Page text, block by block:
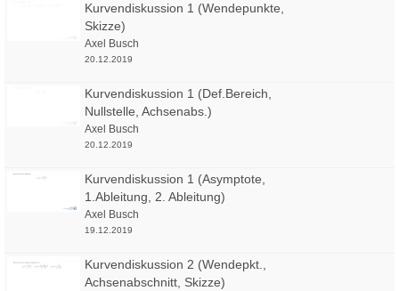
Kurvendiskussion 1 (Wendepunkte,
Skizze)
Axel Busch
20.12.2019
Kurvendiskussion 1 (Def.Bereich,
Nullstelle, Achsenabs.)
Axel Busch
20.12.2019
Kurvendiskussion 1 (Asymptote,
1.Ableitung, 2. Ableitung)
Axel Busch
19.12.2019
Kurvendiskussion 2 (Wendepkt.,
Achsenabschnitt, Skizze)